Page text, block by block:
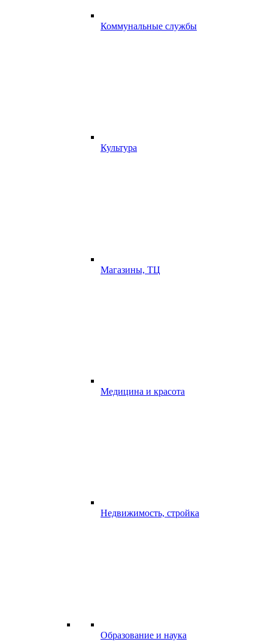
Коммунальные службы
Культура
Магазины, ТЦ
Медицина и красота
Недвижимость, стройка
Образование и наука